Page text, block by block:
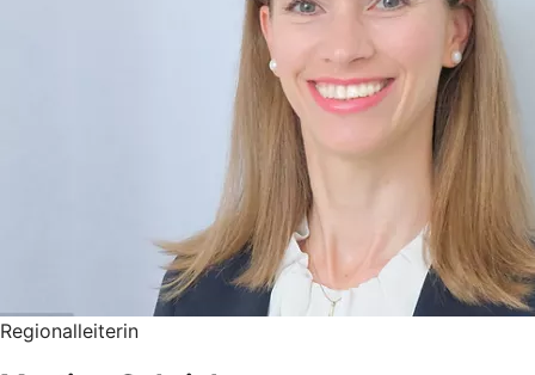
Regionalleiterin